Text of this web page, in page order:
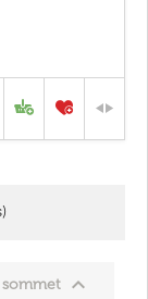
sommet 